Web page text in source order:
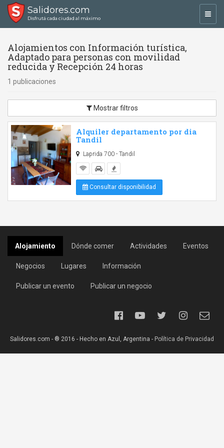
Salidores.com
Disfrutá cada ciudad al máximo
Alojamientos con Información turística,
Adaptado para personas con movilidad
reducida y Recepción 24 horas
1 publicaciones
Mostrar filtros
Alquiler departamento por dia
Tandil
Laprida 700 - Tandil
Consultar disponibilidad
Alojamiento Dónde comer Actividades Eventos
Negocios Lugares Información
Publicar un evento Publicar un negocio
Salidores.com - ® 2016 - Hecho en Azul, Argentina - Política de Privacidad